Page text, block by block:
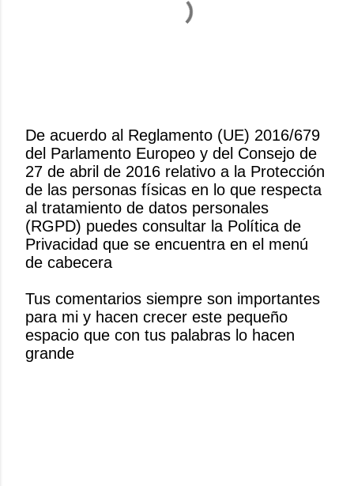
P
u
b
l
i
c
a
u
n
c
o
De acuerdo al Reglamento (UE) 2016/679
del Parlamento Europeo y del Consejo de
27 de abril de 2016 relativo a la Protección
de las personas físicas en lo que respecta
al tratamiento de datos personales
(RGPD) puedes consultar la Política de
Privacidad que se encuentra en el menú
de cabecera
Tus comentarios siempre son importantes
para mi y hacen crecer este pequeño
espacio que con tus palabras lo hacen
grande